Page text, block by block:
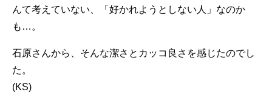
んて考えていない、「好かれようとしない人」なのか
も…。
石原さんから、そんな潔さとカッコ良さを感じたのでし
た。
(KS)